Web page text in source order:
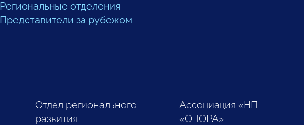
Региональные отделения
Представители за рубежом
Отдел регионального
развития
Ассоциация «НП
«ОПОРА»